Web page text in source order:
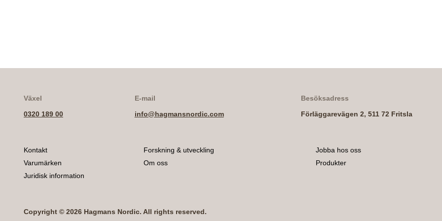
Växel
0320 189 00
E-mail
info@hagmansnordic.com
Besöksadress
Förläggarevägen 2, 511 72 Fritsla
Kontakt Forskning & utveckling
Jobba hos oss
Varumärken
Om oss
Produkter
Juridisk information
Copyright © 2026 Hagmans Nordic. All rights reserved.